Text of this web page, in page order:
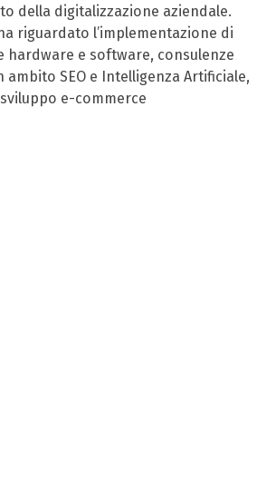
della digitalizzazione aziendale.
riguardato l’implementazione di
hardware e software, consulenze
ambito SEO e Intelligenza Artificiale,
sviluppo e-commerce